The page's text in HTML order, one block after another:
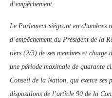
d’empêchement.
Le Parlement siégeant en chambres
d’empêchement du Président de la
tiers (2/3) de ses membres et
une période maximale de quarante
Conseil de la Nation, qui exerce ses
dispositions de l’article 90 de la